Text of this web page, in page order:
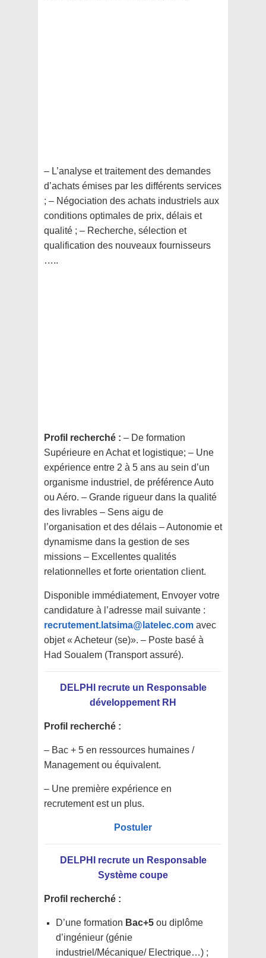
– L’analyse et traitement des demandes
d’achats émises par les différents services
; – Négociation des achats industriels aux
conditions optimales de prix, délais et
qualité ; – Recherche, sélection et
qualification des nouveaux fournisseurs
…..
Profil recherché : – De formation
Supérieure en Achat et logistique; – Une
expérience entre 2 à 5 ans au sein d’un
organisme industriel, de préférence Auto
ou Aéro. – Grande rigueur dans la qualité
des livrables – Sens aigu de
l’organisation et des délais – Autonomie et
dynamisme dans la gestion de ses
missions – Excellentes qualités
relationnelles et forte orientation client.
Disponible immédiatement, Envoyer votre
candidature à l’adresse mail suivante :
recrutement.latsima@latelec.com avec
objet « Acheteur (se)». – Poste basé à
Had Soualem (Transport assuré).
DELPHI recrute un Responsable
développement RH
Profil recherché :
– Bac + 5 en ressources humaines /
Management ou équivalent.
– Une première expérience en
recrutement est un plus.
Postuler
DELPHI recrute un Responsable
Système coupe
Profil recherché :
D’une formation Bac+5 ou diplôme
d’ingénieur (génie
industriel/Mécanique/ Electrique…) ;